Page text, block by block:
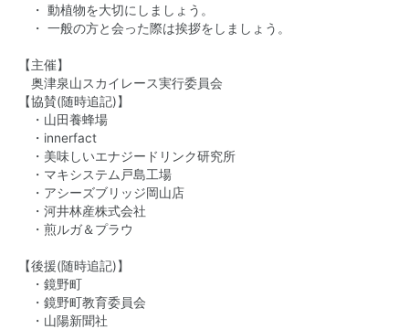
・ 動植物を大切にしましょう。
・ 一般の方と会った際は挨拶をしましょう。
【主催】
奥津泉山スカイレース実行委員会
【協賛(随時追記)】
・山田養蜂場
・innerfact
・美味しいエナジードリンク研究所
・マキシステム戸島工場
・アシーズブリッジ岡山店
・河井林産株式会社
・煎ルガ＆プラウ
【後援(随時追記)】
・鏡野町
・鏡野町教育委員会
・山陽新聞社